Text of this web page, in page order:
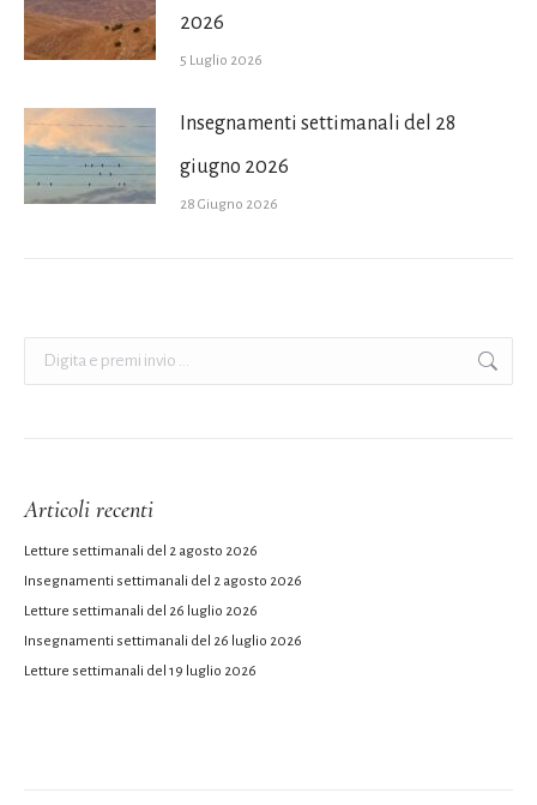
2026
5 Luglio 2026
Insegnamenti settimanali del 28
giugno 2026
28 Giugno 2026
Articoli recenti
Letture settimanali del 2 agosto 2026
Insegnamenti settimanali del 2 agosto 2026
Letture settimanali del 26 luglio 2026
Insegnamenti settimanali del 26 luglio 2026
Letture settimanali del 19 luglio 2026